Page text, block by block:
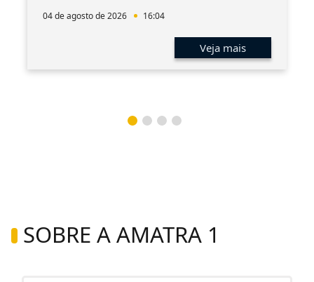
04 de agosto de 2026 16:04
Veja mais
SOBRE A AMATRA 1